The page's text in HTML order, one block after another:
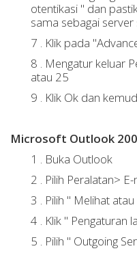
otentikasi " dan
sama sebagai
7 . Klik pada
8 . Mengatur keluar
atau 25
9 . Klik Ok dan
Microsoft Outlook
1 . Buka Outlook
2 . Pilih Peralatan>
3 . Pilih " Melihat
4 . Klik " Pengaturan
5 . Pilih " Outgoing